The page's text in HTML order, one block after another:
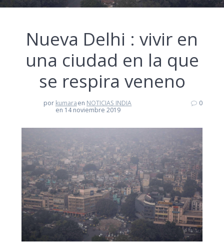
Nueva Delhi : vivir en
una ciudad en la que
se respira veneno
por kumaraen NOTICIAS INDIA
en 14 noviembre 2019
0